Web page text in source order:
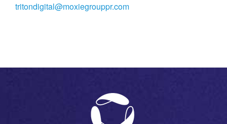
tritondigital@moxiegrouppr.com